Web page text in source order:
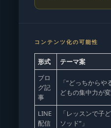
コンテンツ化の可能性
形式
テーマ案
ブロ
グ記
事
「”どっちから
どもの集中力が
LINE
配信
「レッスンで子
ソッド”」